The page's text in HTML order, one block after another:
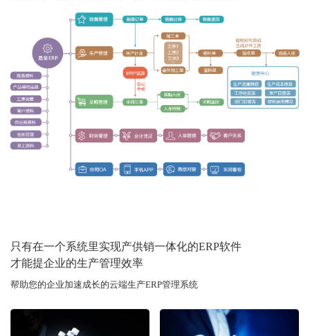
只有在一个系统里实现产供销一体化的ERP软件
才能提企业的生产管理效率
帮助您的企业加速成长的云端生产ERP管理系统